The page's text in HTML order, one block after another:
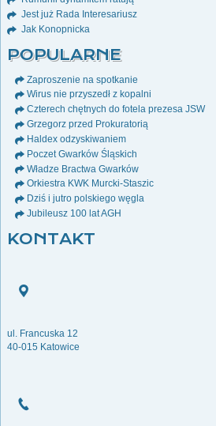
Jest już Rada Interesariusz
Jak Konopnicka
POPULARNE
Zaproszenie na spotkanie
Wirus nie przyszedł z kopalni
Czterech chętnych do fotela prezesa JSW
Grzegorz przed Prokuratorią
Haldex odzyskiwaniem
Poczet Gwarków Śląskich
Władze Bractwa Gwarków
Orkiestra KWK Murcki-Staszic
Dziś i jutro polskiego węgla
Jubileusz 100 lat AGH
KONTAKT
ul. Francuska 12
40-015 Katowice